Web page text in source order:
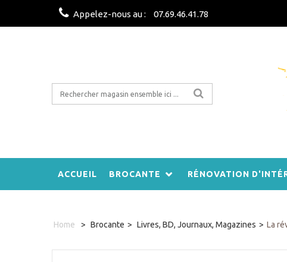
Appelez-nous au : 07.69.46.41.78
ACCUEIL BROCANTE RÉNOVATION
Home > Brocante > Livres, BD, Journaux, Magazines > La